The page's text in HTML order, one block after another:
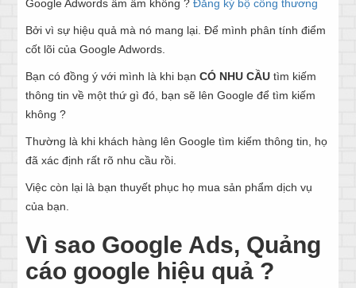
Google Adwords ầm ầm không ? Đăng ký bộ công thương
Bởi vì sự hiệu quả mà nó mang lại. Để mình phân tính điểm
cốt lõi của Google Adwords.
Bạn có đồng ý với mình là khi bạn CÓ NHU CẦUtìm kiếm
thông tin về một thứ gì đó, bạn sẽ lên Google để tìm kiếm
không ?
Thường là khi khách hàng lên Google tìm kiếm thông tin, họ
đã xác định rất rõ nhu cầu rồi.
Việc còn lại là bạn thuyết phục họ mua sản phẩm dịch vụ
của bạn.
Vì sao Google Ads, Quảng
cáo google hiệu quả ?